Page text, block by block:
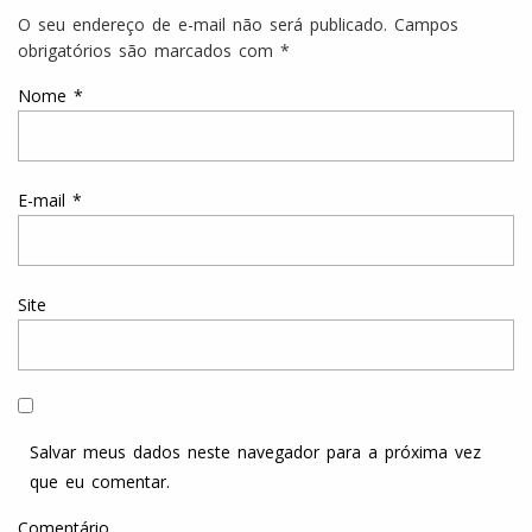
O seu endereço de e-mail não será publicado. Campos
obrigatórios são marcados com *
Nome *
E-mail *
Site
Salvar meus dados neste navegador para a próxima vez
que eu comentar.